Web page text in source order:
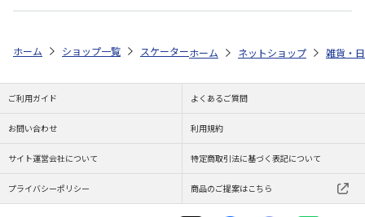
ホーム ショップ一覧 スケーター バンブーメラミンランチプレート
ホーム ネットショップ 雑貨・
ご利用ガイド よくあるご質問
お問い合わせ 利用規約
サイト運営会社について 特定商取引法に基づく表記について
プライバシーポリシー 商品のご提案はこちら